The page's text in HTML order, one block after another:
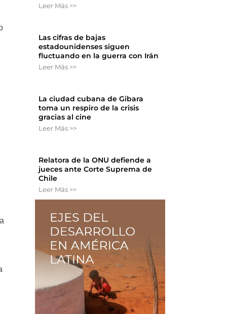
Leer Más >>
Las cifras de bajas
estadounidenses siguen
fluctuando en la guerra con Irán
Leer Más >>
La ciudad cubana de Gibara
toma un respiro de la crisis
gracias al cine
Leer Más >>
Relatora de la ONU defiende a
jueces ante Corte Suprema de
Chile
Leer Más >>